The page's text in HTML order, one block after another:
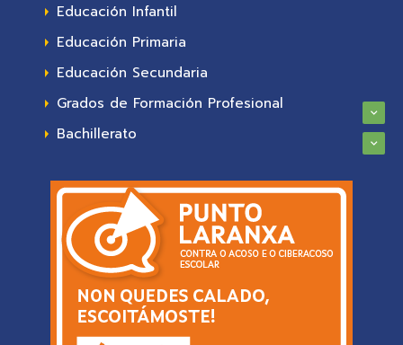
Educación Infantil
Educación Primaria
Educación Secundaria
Grados de Formación Profesional
Bachillerato